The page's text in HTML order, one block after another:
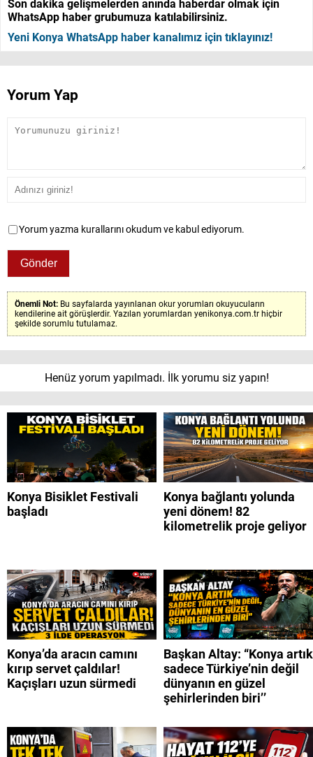
Son dakika gelişmelerden anında haberdar olmak için
WhatsApp haber grubumuza katılabilirsiniz.
Yeni Konya WhatsApp haber kanalımız için tıklayınız!
Yorum Yap
Yorum yazma kurallarını okudum ve kabul ediyorum.
Önemli Not: Bu sayfalarda yayınlanan okur yorumları okuyucuların
kendilerine ait görüşlerdir. Yazılan yorumlardan yenikonya.com.tr hiçbir
şekilde sorumlu tutulamaz.
Henüz yorum yapılmadı. İlk yorumu siz yapın!
Konya Bisiklet Festivali
başladı
Konya bağlantı yolunda
yeni dönem! 82
kilometrelik proje geliyor
Konya’da aracın camını
kırıp servet çaldılar!
Kaçışları uzun sürmedi
Başkan Altay: “Konya artık
sadece Türkiye’nin değil
dünyanın en güzel
şehirlerinden biri’’